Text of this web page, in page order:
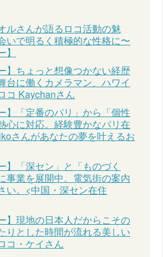
ルさんが語るロコ活動の魅
いで明るく積極的な性格に〜
】ちょっと想像つかない経歴
台に働くカメラマン、ハワイ
コ Kaychanさん
】「定番のパリ」から「個性
心に対応。経験豊かなパリ在
さんがあなたの夢を叶えるお
】「深セン」と「ものづく
事業を展開中。電気街の案内
い。<中国・深セン在住
】現地の日本人だからこその
りとした時間が流れる美しい
コ・ケイさん